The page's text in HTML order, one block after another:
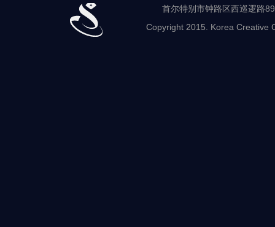
首尔特别市钟路区西巡逻路
Copyright 2015. Korea Creative